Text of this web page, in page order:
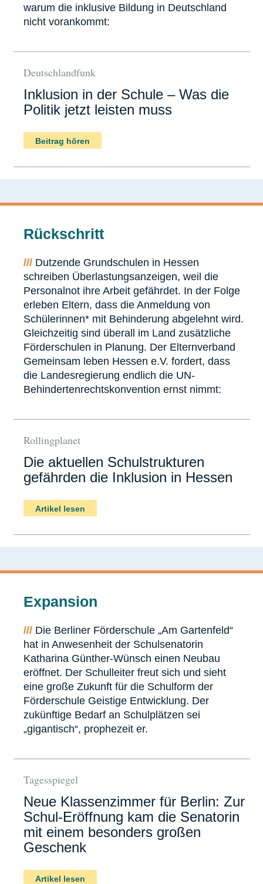
warum die inklusive Bildung in Deutschland
nicht vorankommt:
Deutschlandfunk
Inklusion in der Schule – Was die
Politik jetzt leisten muss
Beitrag hören
Rückschritt
/// Dutzende Grundschulen in Hessen
schreiben Überlastungsanzeigen, weil die
Personalnot ihre Arbeit gefährdet. In der Folge
erleben Eltern, dass die Anmeldung von
Schülerinnen* mit Behinderung abgelehnt wird.
Gleichzeitig sind überall im Land zusätzliche
Förderschulen in Planung. Der Elternverband
Gemeinsam leben Hessen e.V. fordert, dass
die Landesregierung endlich die UN-
Behindertenrechtskonvention ernst nimmt:
Rollingplanet
Die aktuellen Schulstrukturen
gefährden die Inklusion in Hessen
Artikel lesen
Expansion
/// Die Berliner Förderschule „Am Gartenfeld“
hat in Anwesenheit der Schulsenatorin
Katharina Günther-Wünsch einen Neubau
eröffnet. Der Schulleiter freut sich und sieht
eine große Zukunft für die Schulform der
Förderschule Geistige Entwicklung. Der
zukünftige Bedarf an Schulplätzen sei
„gigantisch“, prophezeit er.
Tagesspiegel
Neue Klassenzimmer für Berlin: Zur
Schul-Eröffnung kam die Senatorin
mit einem besonders großen
Geschenk
Artikel lesen